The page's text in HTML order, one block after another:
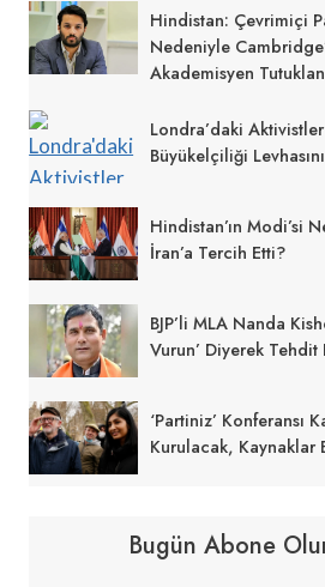
Hindistan: Çevrimiçi
Nedeniyle
Akademisyen
Londra’daki Aktivistler
Büyükelçiliği
Hindistan’ın Modi’si
İran’a Tercih Etti?
BJP’li MLA Nanda
Vurun’ Diyerek Tehdit
‘Partiniz’ Konferansı
Kurulacak, Kaynaklar
Bugün Abone